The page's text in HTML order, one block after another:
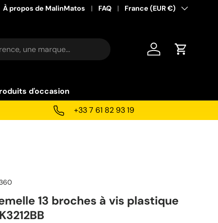
À propos de MalinMatos FAQ Pays
France (EUR €)
Se connecter
Panier
d'occasion
+33 7 61 82 93 19
13 broches à vis plastique